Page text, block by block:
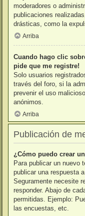
moderadores o
publicaciones
drásticas, como la
Arriba
Cuando hago clic
pide que me registre!
Solo usuarios
través del foro, si la
prevenir el uso
anónimos.
Arriba
Publicación de
¿Cómo puedo crear
Para publicar un nuevo
publicar una respuesta
Seguramente necesite
responder. Abajo de
permitidas. Ejemplo:
las encuestas, etc.